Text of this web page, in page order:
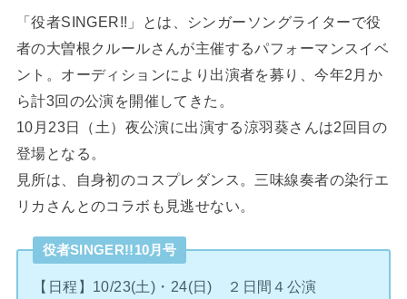
「役者SINGER!!」とは、シンガーソングライターで役
者の大曽根クルールさんが主催するパフォーマンスイベ
ント。オーディションにより出演者を募り、今年2月か
ら計3回の公演を開催してきた。
10月23日（土）夜公演に出演する涼羽葵さんは2回目の
登場となる。
見所は、自身初のコスプレダンス。三味線奏者の染行エ
リカさんとのコラボも見逃せない。
役者SINGER!!10月号
【日程】10/23(土)・24(日) ２日間４公演